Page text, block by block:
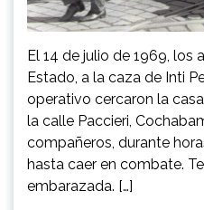
El 14 de julio de 1969, los
Estado, a la caza de Inti
operativo cercaron la
la calle Paccieri,
compañeros, durante
hasta caer en combate.
embarazada. […]